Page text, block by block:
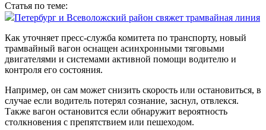
Статья по теме:
Петербург и Всеволожский район свяжет трамвайная линия
Как уточняет пресс-служба комитета по транспорту, новый
трамвайный вагон оснащен асинхронными тяговыми
двигателями и системами активной помощи водителю и
контроля его состояния.
Например, он сам может снизить скорость или остановиться, в
случае если водитель потерял сознание, заснул, отвлекся.
Также вагон остановится если обнаружит вероятность
столкновения с препятствием или пешеходом.